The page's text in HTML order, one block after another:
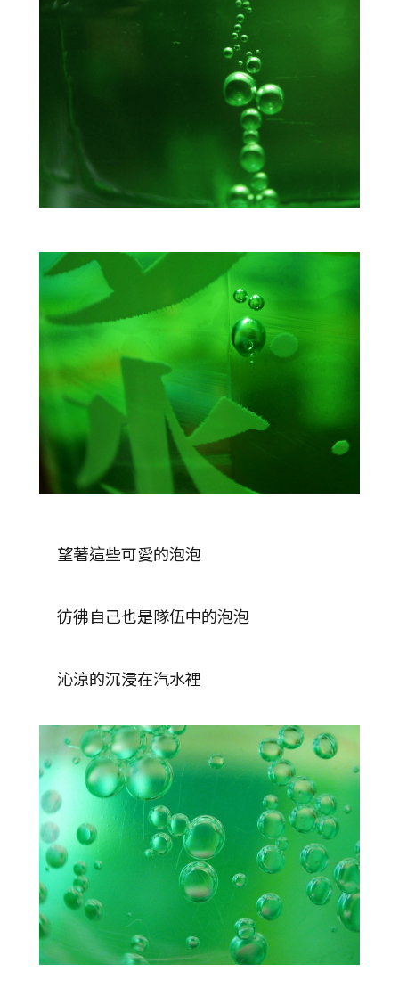
望著這些可愛的泡泡
彷彿自己也是隊伍中的泡泡
沁涼的沉浸在汽水裡